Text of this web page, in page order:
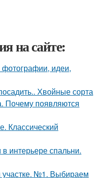
на сайте:
фотографии, идеи,
Хвойные сорта
Почему появляются
Классический
интерьере спальни.
участке. №1. Выбираем